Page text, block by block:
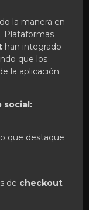
la manera en
Plataformas
han integrado
que los
la aplicación.
social:
que destaque
de checkout